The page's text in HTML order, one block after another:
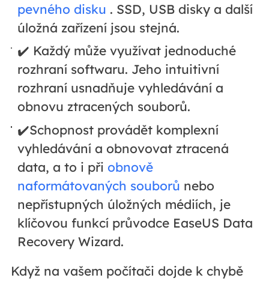
pevného disku . SSD, USB disky a další
úložná zařízení jsou stejná.
✔️ Každý může využívat jednoduché
rozhraní softwaru. Jeho intuitivní
rozhraní usnadňuje vyhledávání a
obnovu ztracených souborů.
✔️Schopnost provádět komplexní
vyhledávání a obnovovat ztracená
data, a to i přiobnově
naformátovaných souborů nebo
nepřístupných úložných médiích, je
klíčovou funkcí průvodce EaseUS Data
Recovery Wizard.
Když na vašem počítači dojde k chybě